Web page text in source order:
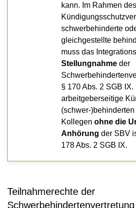
kann. Im Rahmen
schwerbehinderte
gleichgestellte
muss das
Stellungnahme der
§ 170 Abs. 2 SGB IX.
arbeitgeberseitige
(schwer-
Kollegen ohne die
Anhörung der SBV
178 Abs. 2 SGB IX.
Teilnahmerechte der
Schwerbehindertenvertretung